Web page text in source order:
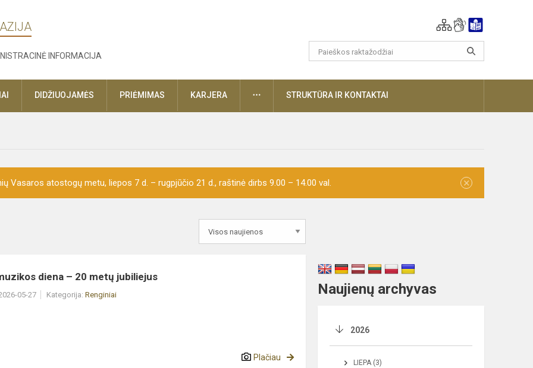
INFORMACIJA
DIDŽIUOJAMĖS PRIĖMIMAS KARJERA DAUGIAUSTRUKTŪRA IR KONTAKTAI
Vasaros atostogų metu, liepos 7 d. – rugpjūčio 21 d., raštinė dirbs 9.00 – 14.00 val. ×
diena – 20 metų jubiliejus
05-27 Kategorija: Renginiai
Plačiau
Naujienų archyvas
2026
LIEPA (3)